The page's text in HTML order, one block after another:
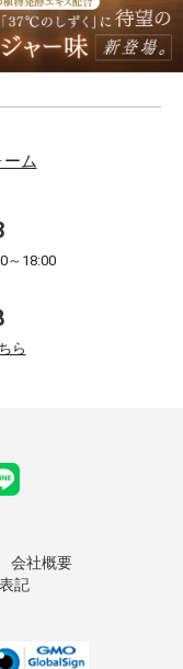
ム
～18:00
ら
会社概要
記